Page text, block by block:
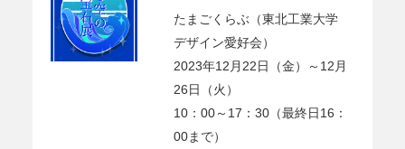
たまごくらぶ（東北工業大学
デザイン愛好会）
2023年12月22日（金）～12月
26日（火）
10：00～17：30（最終日16：
00まで）